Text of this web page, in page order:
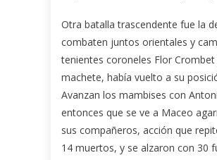
Otra batalla trascendente fue la
combaten juntos orientales y
tenientes coroneles Flor
machete, había vuelto a su
Avanzan los mambises con
entonces que se ve a Maceo
sus compañeros, acción que
14 muertos, y se alzaron con 30